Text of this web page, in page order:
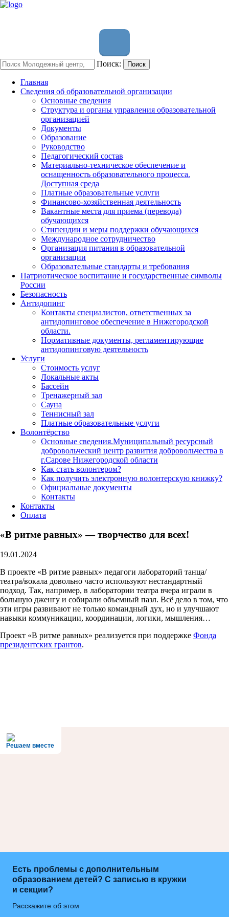
Поиск: Поиск
Главная
Сведения об образовательной организации
Основные сведения
Структура и органы управления образовательной
организацией
Документы
Образование
Руководство
Педагогический состав
Материально-техническое обеспечение и
оснащенность образовательного процесса.
Доступная среда
Платные образовательные услуги
Финансово-хозяйственная деятельность
Вакантные места для приема (перевода)
обучающихся
Стипендии и меры поддержки обучающихся
Международное сотрудничество
Организация питания в образовательной
организации
Образовательные стандарты и требования
Патриотическое воспитание и государственные символы
России
Безопасность
Антидопинг
Контакты специалистов, ответственных за
антидопинговое обеспечение в Нижегородской
области.
Нормативные документы, регламентирующие
антидопинговую деятельность
Услуги
Стоимость услуг
Локальные акты
Бассейн
Тренажерный зал
Сауна
Теннисный зал
Платные образовательные услуги
Волонтёрство
Основные сведения.Муниципальный ресурсный
добровольческий центр развития добровольчества в
г.Сарове Нижегородской области
Как стать волонтером?
Как получить электронную волонтерскую книжку?
Официальные документы
Контакты
Контакты
Оплата
«В ритме равных» — творчество для всех!
19.01.2024
В проекте «В ритме равных» педагоги лабораторий танца/
театра/вокала довольно часто используют нестандартный
подход. Так, например, в лаборатории театра вчера играли в
большую дженгу и собирали объемный пазл. Всё дело в том, что
эти игры развивают не только командный дух, но и улучшают
навыки коммуникации, координации, логики, мышления…
Проект «В ритме равных» реализуется при поддержке Фонда
президентских грантов.
Решаем вместе
Есть проблемы с дополнительным
образованием детей? С записью в кружки
и секции?
Расскажите об этом